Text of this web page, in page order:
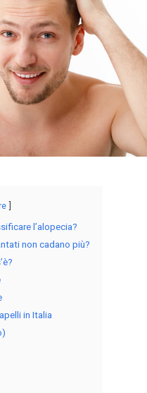
l’alopecia?
non cadano più?
in Italia